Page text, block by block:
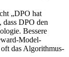
„DPO hat
dass DPO den
Bessere
Model-
das Algorithmus-